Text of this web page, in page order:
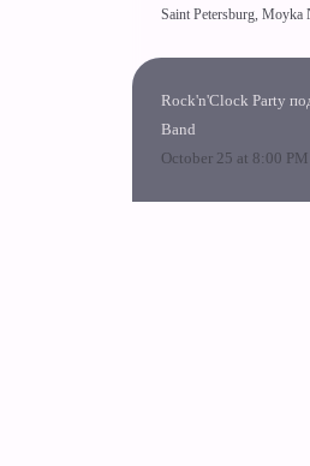
Saint Petersburg, Moyka
Rock'n'Clock Party
Band
October 25 at 8:00 PM